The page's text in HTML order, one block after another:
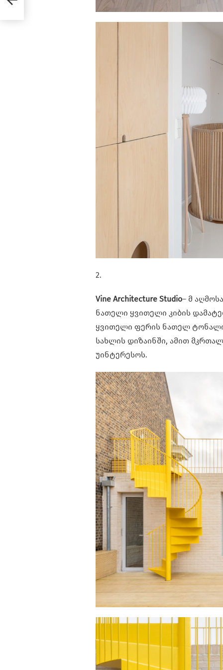
2.
Vine Architecture Studio– მ
ნათელი ყვითელი კიბის
ყვითელი ფერის ნათელ
სახლის დიზაინში, ამით
უინტერესოს.